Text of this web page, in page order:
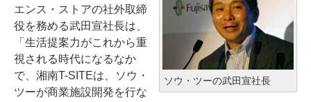
ソウ・ツーの武田宣社長
エンス・ストアの社外取締
役を務める武田宣社長は、
「生活提案力がこれから重
視される時代になるなか
で、湘南T-SITEは、ソウ・
ツーが商業施設開発を行な